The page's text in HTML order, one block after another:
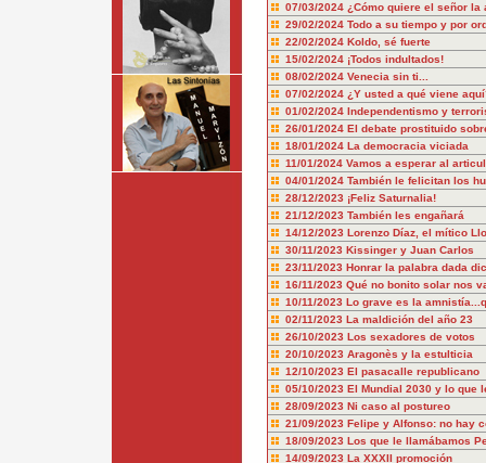
07/03/2024 ¿Cómo quiere el señor la
29/02/2024 Todo a su tiempo y por
22/02/2024 Koldo, sé fuerte
15/02/2024 ¡Todos indultados!
08/02/2024 Venecia sin ti...
07/02/2024 ¿Y usted a qué viene
01/02/2024 Independentismo y
26/01/2024 El debate prostituido
18/01/2024 La democracia viciada
11/01/2024 Vamos a esperar al
04/01/2024 También le felicitan los
28/12/2023 ¡Feliz Saturnalia!
21/12/2023 También les engañará
14/12/2023 Lorenzo Díaz, el mítico
30/11/2023 Kissinger y Juan Carlos
23/11/2023 Honrar la palabra dada
16/11/2023 Qué no bonito solar nos
10/11/2023 Lo grave es la
02/11/2023 La maldición del año 23
26/10/2023 Los sexadores de votos
20/10/2023 Aragonès y la estulticia
12/10/2023 El pasacalle republicano
05/10/2023 El Mundial 2030 y lo que
28/09/2023 Ni caso al postureo
21/09/2023 Felipe y Alfonso: no hay
18/09/2023 Los que le llamábamos
14/09/2023 La XXXII promoción